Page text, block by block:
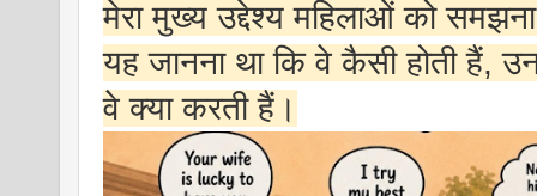
मेरा मुख्य उद्देश्य महिलाओं को
यह जानना था कि वे कैसी होती हैं,
वे क्या करती हैं।